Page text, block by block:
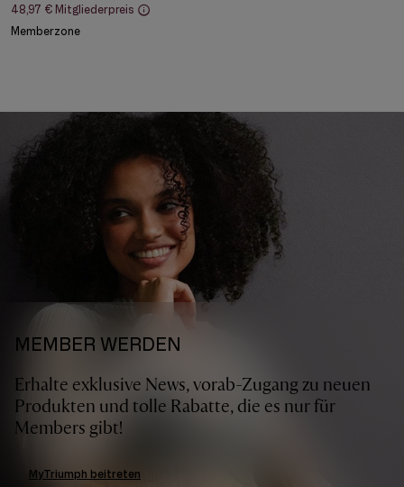
48,97 € Mitgliederpreis
Memberzone
MEMBER WERDEN
Erhalte exklusive News, vorab-Zugang zu neuen
Produkten und tolle Rabatte, die es nur für
Members gibt!
MyTriumph beitreten